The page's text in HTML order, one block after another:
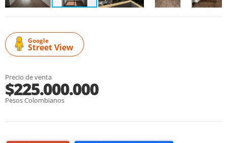
Google
Street View
Precio de venta
$225.000.000
Pesos Colombianos